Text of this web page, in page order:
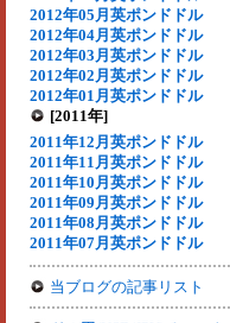
2012年05月英ポンドドル
2012年04月英ポンドドル
2012年03月英ポンドドル
2012年02月英ポンドドル
2012年01月英ポンドドル
[2011年]
2011年12月英ポンドドル
2011年11月英ポンドドル
2011年10月英ポンドドル
2011年09月英ポンドドル
2011年08月英ポンドドル
2011年07月英ポンドドル
当ブログの記事リスト